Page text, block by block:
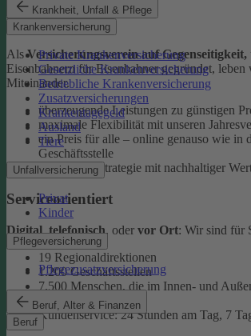
Krankheit, Unfall & Pflege
Krankenversicherung
Private Krankenversicherung
Gesetzliche Krankenversicherung
Betriebliche Krankenversicherung
Zusatzversicherungen
Krankentagegeld
Ausland
Tiere
Unfallversicherung
Privat
Kinder
Pflegeversicherung
Pflegezusatzversicherung
Beruf, Alter & Finanzen
Beruf
Ehrlich
AlsVersicherungsverein auf Gegenseitigkeit,
Eisenbahnern für Eisenbahner gegründet,
Miteinander.
überzeugende Leistungen zu günstigen
maximale Flexibilität mit unseren
ein Preis für alle – online genauso wie in
Geschäftsstelle
faire Anlagestrategie mit nachhaltiger
Serviceorientiert
Digital,telefonisch, oder vor Ort: Wir sind für
19 Regionaldirektionen
1.200 Geschäftsstellen
7.500 Menschen, die im Innen- und
arbeiten
Kundenservice: 24 Stunden am Tag, 7